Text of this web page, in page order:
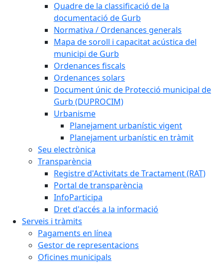
Quadre de la classificació de la
documentació de Gurb
Normativa / Ordenances generals
Mapa de soroll i capacitat acústica del
municipi de Gurb
Ordenances fiscals
Ordenances solars
Document únic de Protecció municipal de
Gurb (DUPROCIM)
Urbanisme
Planejament urbanístic vigent
Planejament urbanístic en tràmit
Seu electrònica
Transparència
Registre d'Activitats de Tractament (RAT)
Portal de transparència
InfoParticipa
Dret d'accés a la informació
Serveis i tràmits
Pagaments en línea
Gestor de representacions
Oficines municipals